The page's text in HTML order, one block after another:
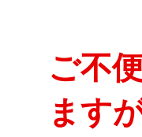
ご不
ます